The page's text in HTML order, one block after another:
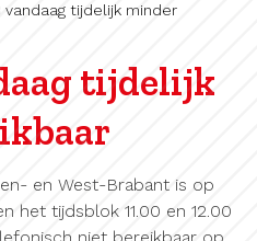
vandaag tijdelijk minder
tijdelijk
en West-Brabant is op
het tijdsblok 11.00 en 12.00